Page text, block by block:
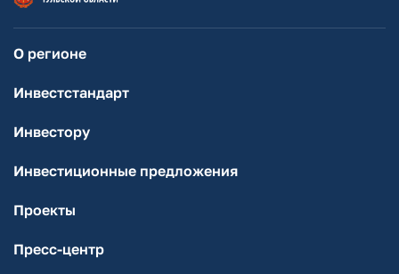
О регионе
Инвестстандарт
Инвестору
Инвестиционные предложения
Проекты
Пресс-центр